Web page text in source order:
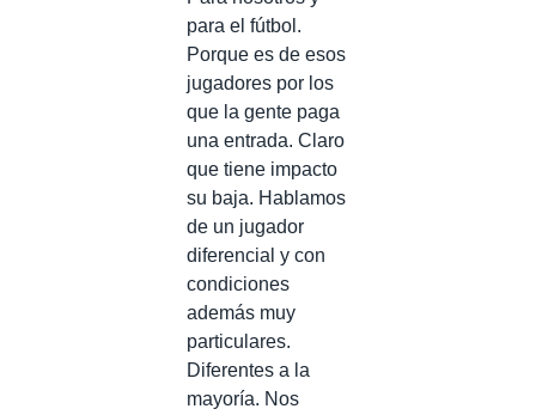
para el fútbol.
Porque es de esos
jugadores por los
que la gente paga
una entrada. Claro
que tiene impacto
su baja. Hablamos
de un jugador
diferencial y con
condiciones
además muy
particulares.
Diferentes a la
mayoría. Nos